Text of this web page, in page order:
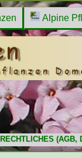
Alpine
RECHTLICHES (AGB,